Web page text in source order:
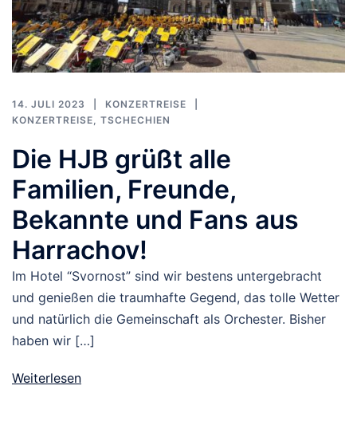
14. JULI 2023
KONZERTREISE
KONZERTREISE, TSCHECHIEN
Die HJB grüßt alle
Familien, Freunde,
Bekannte und Fans aus
Harrachov!
Im Hotel “Svornost” sind wir bestens untergebracht
und genießen die traumhafte Gegend, das tolle Wetter
und natürlich die Gemeinschaft als Orchester. Bisher
haben wir […]
Weiterlesen